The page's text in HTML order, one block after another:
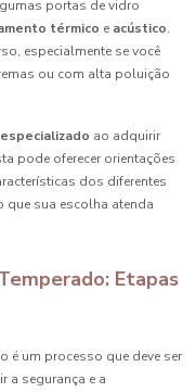
portas de vidro
térmico e acústico.
especialmente se você
ou com alta poluição
ao adquirir
pode oferecer orientações
dos diferentes
sua escolha atenda
Etapas
é um processo que deve ser
a segurança e a